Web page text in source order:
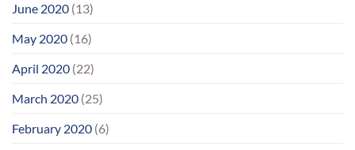
June 2020 (13)
May 2020 (16)
April 2020 (22)
March 2020 (25)
February 2020 (6)